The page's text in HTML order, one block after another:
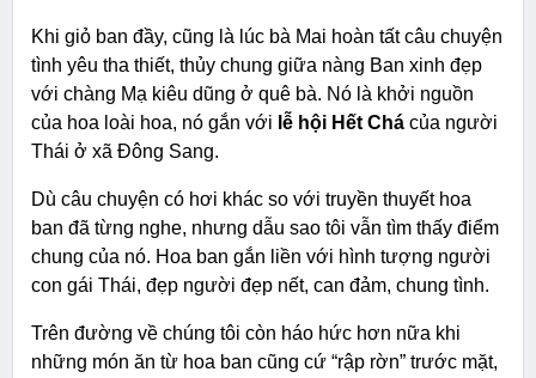
Khi giỏ ban đầy, cũng là lúc bà Mai hoàn tất câu chuyện
tình yêu tha thiết, thủy chung giữa nàng Ban xinh đẹp
với chàng Mạ kiêu dũng ở quê bà. Nó là khởi nguồn
của hoa loài hoa, nó gắn với lễ hội Hết Chá của người
Thái ở xã Đông Sang.
Dù câu chuyện có hơi khác so với truyền thuyết hoa
ban đã từng nghe, nhưng dẫu sao tôi vẫn tìm thấy điểm
chung của nó. Hoa ban gắn liền với hình tượng người
con gái Thái, đẹp người đẹp nết, can đảm, chung tình.
Trên đường về chúng tôi còn háo hức hơn nữa khi
những món ăn từ hoa ban cũng cứ “rập rờn” trước mặt,